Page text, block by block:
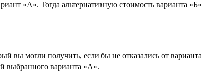
«А». Тогда альтернативную стоимость варианта «Б»
вы могли получить, если бы не отказались от варианта
выбранного варианта «А».